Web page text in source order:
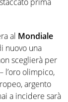
al Mondiale
nuovo una
sceglierà per
l’oro olimpico,
argento
a incidere sarà